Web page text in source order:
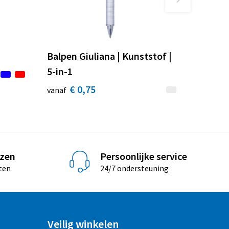
Balpen Giuliana | Kunststof |
5-in-1
vanaf € 0,75
Persoonlijke service
24/7 ondersteuning
Veilig winkelen